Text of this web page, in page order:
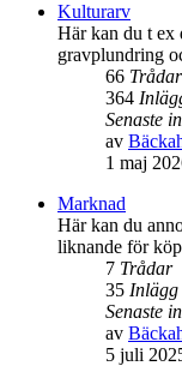
Kulturarv
Här kan du t ex
gravplundring
66 Trådar
364
Senaste
av
1 maj
Marknad
Här kan du
liknande för
7 Trådar
35 Inlägg
Senaste
av
5 juli